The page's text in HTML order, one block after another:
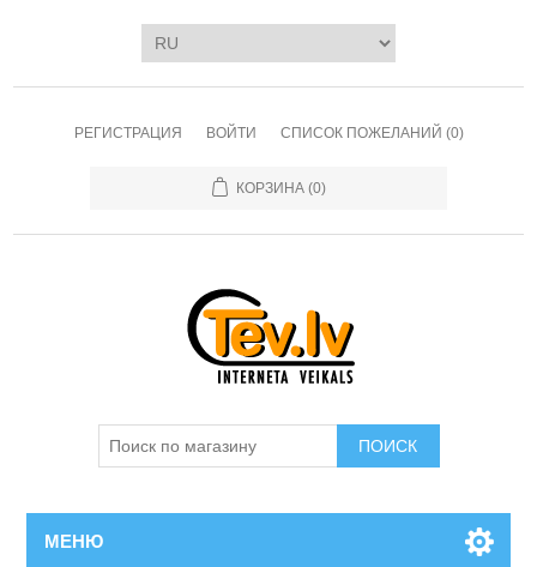
РЕГИСТРАЦИЯ ВОЙТИ СПИСОК ПОЖЕЛАНИЙ (0)
КОРЗИНА (0)
ПОИСК
МЕНЮ